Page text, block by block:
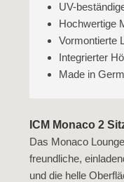
UV-
Hochwertige
Vormontierte
Integrierter
Made in
ICM Monaco 2
Das Monaco
freundliche,
und die helle